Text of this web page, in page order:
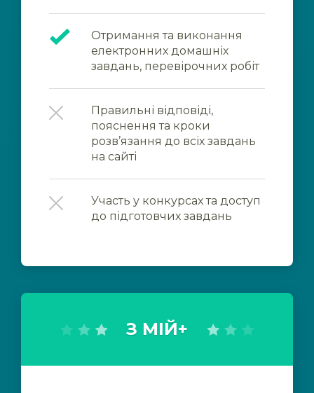
Отримання та виконання
електронних домашніх
завдань, перевірочних робіт
Правильні відповіді,
пояснення та кроки
розв’язання до всіх завдань
на сайті
Участь у конкурсах та доступ
до підготовчих завдань
З МІЙ+